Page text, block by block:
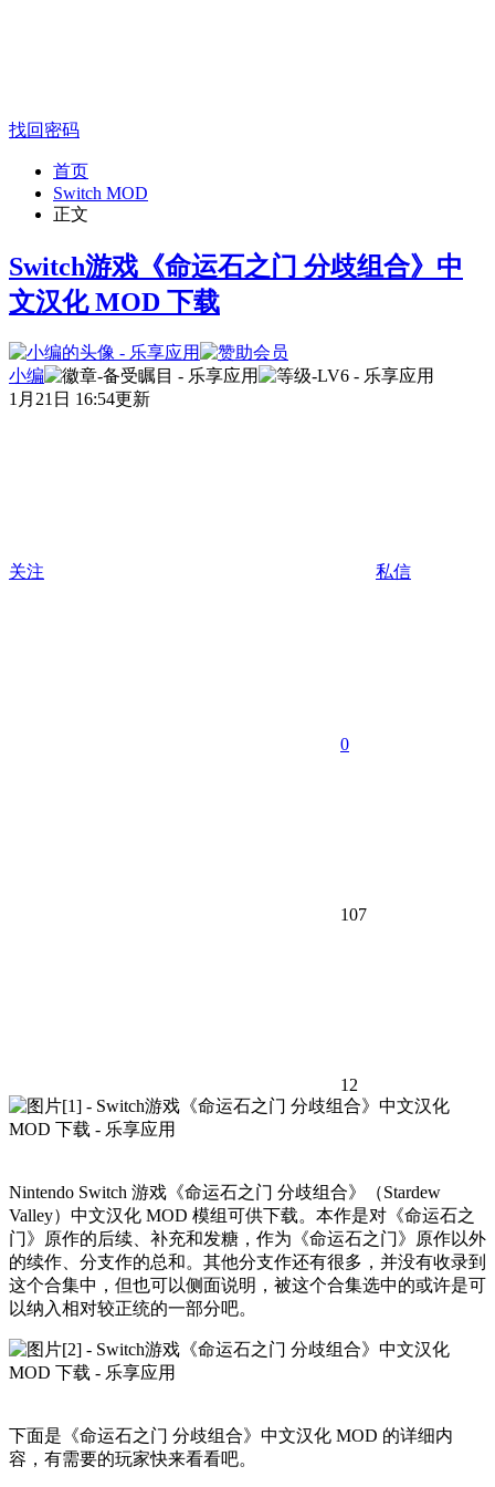
找回密码
首页
Switch MOD
正文
Switch游戏《命运石之门 分歧组合》中
文汉化 MOD 下载
小编
1月21日 16:54更新
关注 私信
0
107
12
Nintendo Switch 游戏《命运石之门 分歧组合》（Stardew
Valley）中文汉化 MOD 模组可供下载。本作是对《命运石之
门》原作的后续、补充和发糖，作为《命运石之门》原作以外
的续作、分支作的总和。其他分支作还有很多，并没有收录到
这个合集中，但也可以侧面说明，被这个合集选中的或许是可
以纳入相对较正统的一部分吧。
下面是《命运石之门 分歧组合》中文汉化 MOD 的详细内
容，有需要的玩家快来看看吧。